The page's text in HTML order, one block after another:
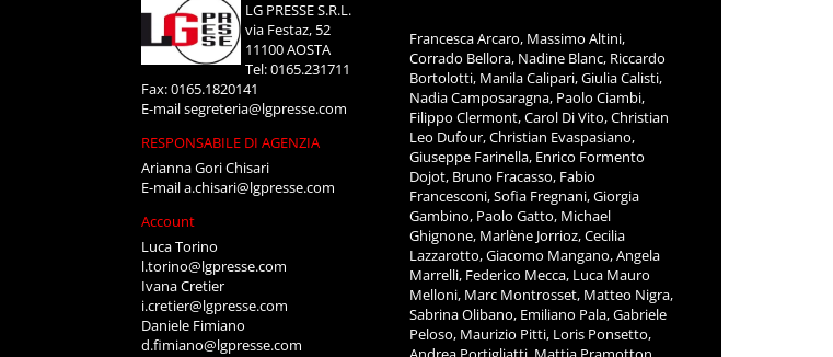
LG PRESSE S.R.L.
via Festaz, 52
11100 AOSTA
Tel: 0165.231711
Fax: 0165.1820141
E-mailsegreteria@lgpresse.com
RESPONSABILE DI AGENZIA
Arianna Gori Chisari
E-maila.chisari@lgpresse.com
Account
Luca Torino
l.torino@lgpresse.com
Ivana Cretier
i.cretier@lgpresse.com
Daniele Fimiano
d.fimiano@lgpresse.com
Francesca Arcaro, Massimo Altini,
Corrado Bellora, Nadine Blanc, Riccardo
Bortolotti, Manila Calipari, Giulia Calisti,
Nadia Camposaragna, Paolo Ciambi,
Filippo Clermont, Carol Di Vito, Christian
Leo Dufour, Christian Evaspasiano,
Giuseppe Farinella, Enrico Formento
Dojot, Bruno Fracasso, Fabio
Francesconi, Sofia Fregnani, Giorgia
Gambino, Paolo Gatto, Michael
Ghignone, Marlène Jorrioz, Cecilia
Lazzarotto, Giacomo Mangano, Angela
Marrelli, Federico Mecca, Luca Mauro
Melloni, Marc Montrosset, Matteo Nigra,
Sabrina Olibano, Emiliano Pala, Gabriele
Peloso, Maurizio Pitti, Loris Ponsetto,